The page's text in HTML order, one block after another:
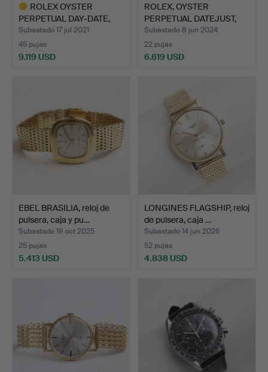
ROLEX OYSTER
PERPETUAL DAY-DATE,
caja y br…
Subastado 17 jul 2021
45 pujas
9.119 USD
ROLEX, OYSTER
PERPETUAL DATEJUST,
reloj de…
Subastado 8 jun 2024
22 pujas
6.619 USD
EBEL BRASILIA, reloj de
pulsera, caja y pu…
Subastado 19 oct 2025
25 pujas
5.413 USD
LONGINES FLAGSHIP, reloj
de pulsera, caja …
Subastado 14 jun 2026
52 pujas
4.838 USD